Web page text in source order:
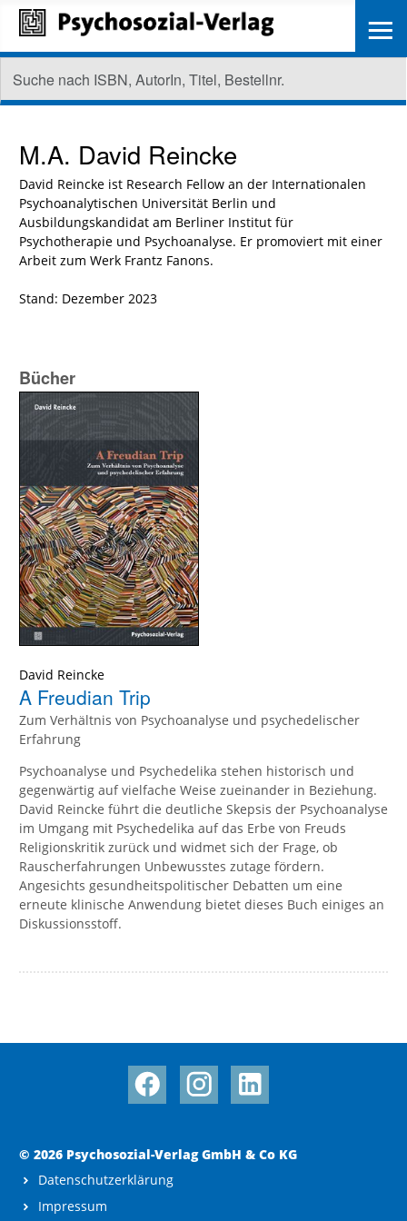
M.A. David Reincke
David Reincke ist Research Fellow an der Internationalen
Psychoanalytischen Universität Berlin und
Ausbildungskandidat am Berliner Institut für
Psychotherapie und Psychoanalyse. Er promoviert mit einer
Arbeit zum Werk Frantz Fanons.
Stand: Dezember 2023
Bücher
David Reincke
A Freudian Trip
Zum Verhältnis von Psychoanalyse und psychedelischer
Erfahrung
Psychoanalyse und Psychedelika stehen historisch und
gegenwärtig auf vielfache Weise zueinander in Beziehung.
David Reincke führt die deutliche Skepsis der Psychoanalyse
im Umgang mit Psychedelika auf das Erbe von Freuds
Religionskritik zurück und widmet sich der Frage, ob
Rauscherfahrungen Unbewusstes zutage fördern.
Angesichts gesundheitspolitischer Debatten um eine
erneute klinische Anwendung bietet dieses Buch einiges an
Diskussionsstoff.
© 2026 Psychosozial-Verlag GmbH & Co KG
Datenschutzerklärung
Impressum
≡